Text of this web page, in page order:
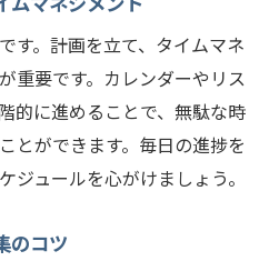
す。計画を立て、タイムマネ
重要です。カレンダーやリス
的に進めることで、無駄な時
とができます。毎日の進捗を
ジュールを心がけましょう。
のコツ